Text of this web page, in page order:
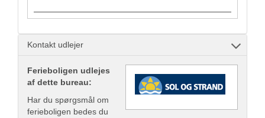
Kontakt udlejer
Ferieboligen udlejes
af dette bureau:
Har du spørgsmål om
ferieboligen bedes du